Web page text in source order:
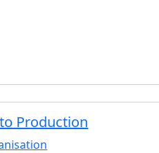
Production